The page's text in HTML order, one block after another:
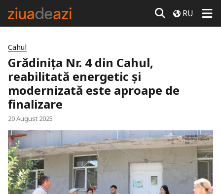
RU
Cahul
Grădinița Nr. 4 din Cahul,
reabilitată energetic și
modernizată este aproape de
finalizare
20 August 2025